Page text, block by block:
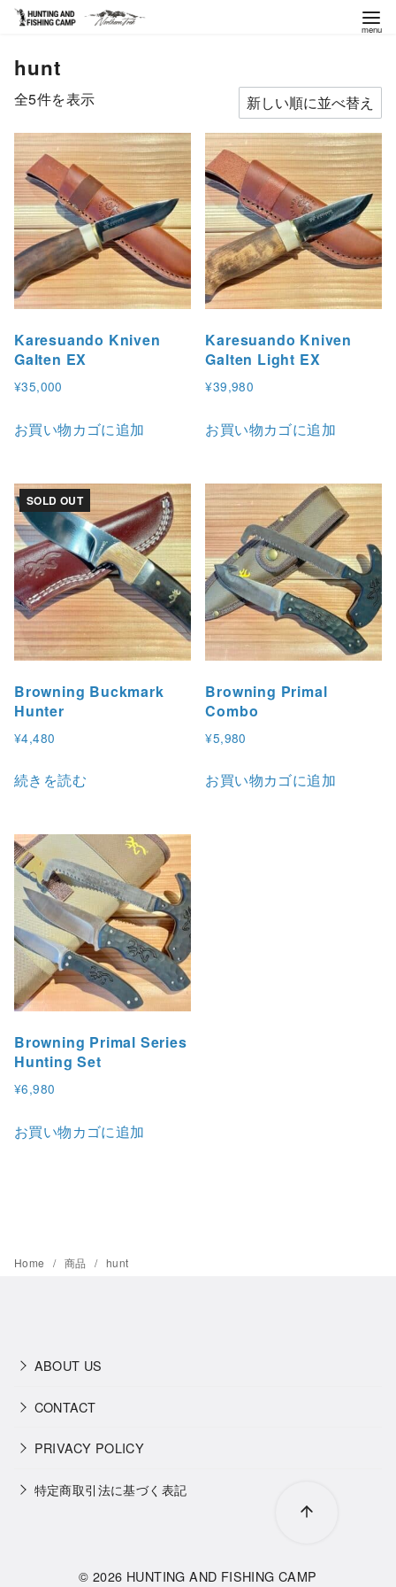
hunt
全5件を表示新
い
順
Karesuando Kniven
Galten EX
¥35,000
お買い物カゴに追加
Karesuando Kniven
Galten Light EX
¥39,980
お買い物カゴに追加
SOLD OUT
Browning Buckmark
Hunter
¥4,480
続きを読む
Browning Primal
Combo
¥5,980
お買い物カゴに追加
Browning Primal Series
Hunting Set
¥6,980
お買い物カゴに追加
Home 商品 hunt
ABOUT US
CONTACT
PRIVACY POLICY
特定商取引法に基づく表記
© 2026 HUNTING AND FISHING CAMP